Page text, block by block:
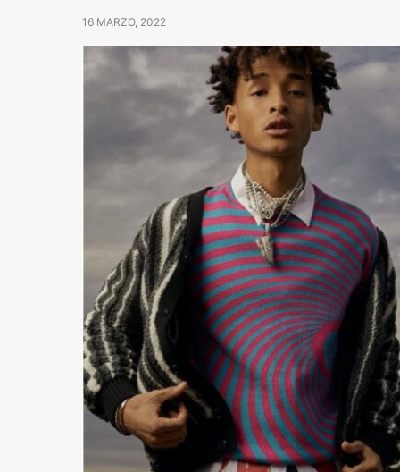
16 MARZO, 2022